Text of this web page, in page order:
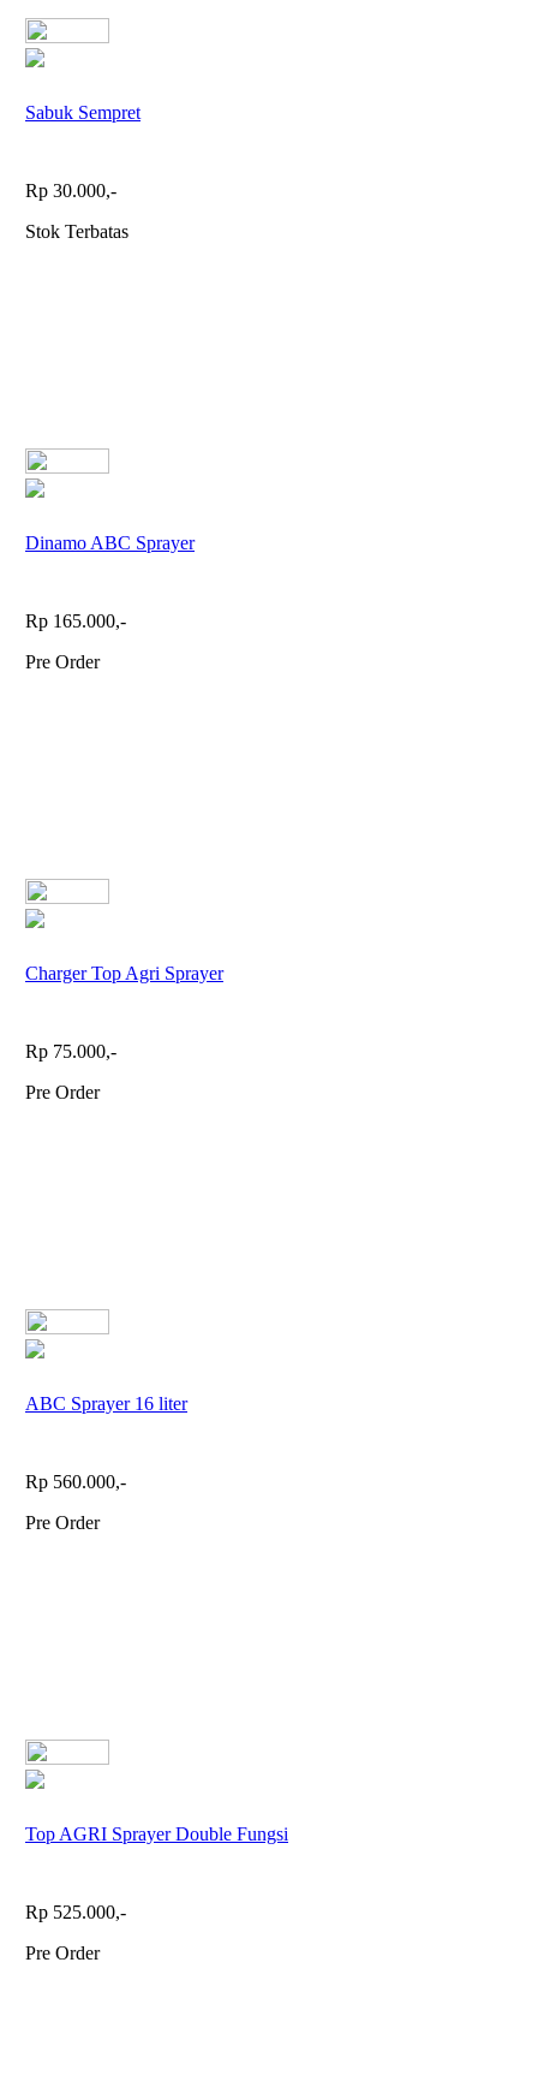
Sabuk Sempret
Rp 30.000,-
Stok Terbatas
Dinamo ABC Sprayer
Rp 165.000,-
Pre Order
Charger Top Agri Sprayer
Rp 75.000,-
Pre Order
ABC Sprayer 16 liter
Rp 560.000,-
Pre Order
Top AGRI Sprayer Double Fungsi
Rp 525.000,-
Pre Order